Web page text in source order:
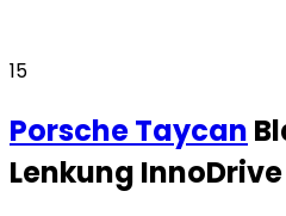
15
PorscheTaycan
Lenkung InnoDrive